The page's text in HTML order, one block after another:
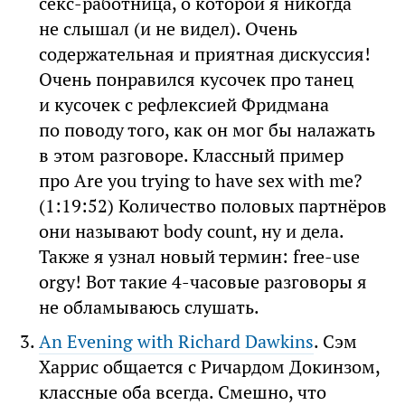
не слышал (и не видел). Очень
содержательная и приятная дискуссия!
Очень понравился кусочек про танец
и кусочек с рефлексией Фридмана
по поводу того, как он мог бы налажать
в этом разговоре. Классный пример
про Are you trying to have sex with me?
(1:19:52) Количество половых партнёров
они называют body count, ну и дела.
Также я узнал новый термин: free-use
orgy! Вот такие 4-часовые разговоры я
не обламываюсь слушать.
An Evening with Richard Dawkins. Сэм
Харрис общается с Ричардом Докинзом,
классные оба всегда. Смешно, что